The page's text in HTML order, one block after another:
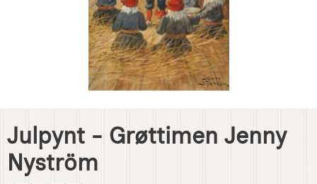
Julpynt - Grøttimen Jenny
Nyström